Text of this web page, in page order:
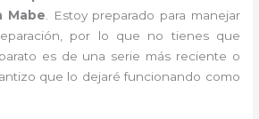
Mabe. Estoy preparado para manejar
por lo que no tienes que
es de una serie más reciente o
que lo dejaré funcionando como